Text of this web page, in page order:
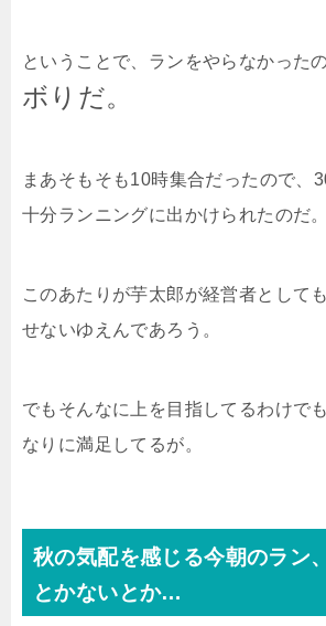
ということで、ランをやらなかったの
ボりだ。
まあそもそも10時集合だったので、
十分ランニングに出かけられたのだ。
このあたりが芋太郎が経営者として
せないゆえんであろう。
でもそんなに上を目指してるわけで
なりに満足してるが。
秋の気配を感じる今朝のラン
とかないとか…